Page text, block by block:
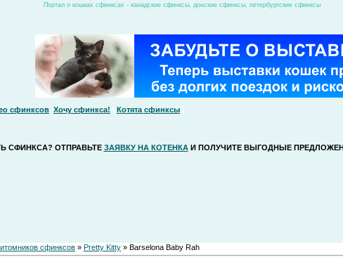
Портал о кошках сфинксах - канадские сфинксы, донские сфинксы, петербургские сфинксы
сфинксов |Хочу сфинкса! | Котята сфинксы |
СФИНКСА? ОТПРАВЬТЕ ЗАЯВКУ НА КОТЕНКАИ ПОЛУЧИТЕ ВЫГОДНЫЕ
сфинксов » Pretty Kitty » Barselona Baby Rah